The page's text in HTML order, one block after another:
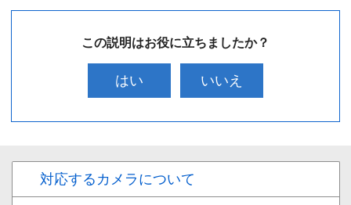
この説明はお役に立ちましたか？
はい いいえ
対応するカメラについて